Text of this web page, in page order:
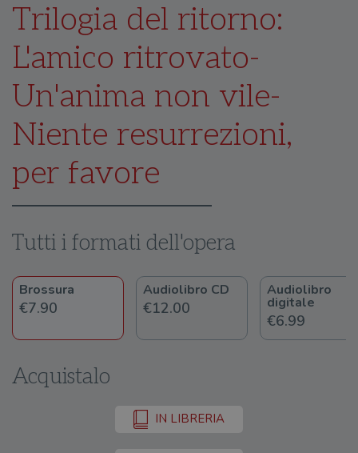
Trilogia del ritorno:
L'amico ritrovato-
Un'anima non vile-
Niente resurrezioni,
per favore
Tutti i formati dell'opera
Brossura
€7.90
Audiolibro CD
€12.00
Audiolibro
digitale
€6.99
Acquistalo
IN LIBRERIA